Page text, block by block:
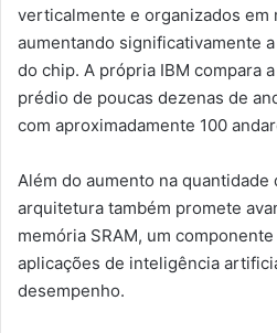
verticalmente e organizados em
aumentando significativamente
do chip. A própria IBM compara
prédio de poucas dezenas de
com aproximadamente 100
Além do aumento na
arquitetura também promete
memória SRAM, um
aplicações de inteligência
desempenho.